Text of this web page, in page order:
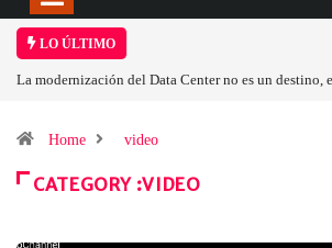
LO ÚLTIMO
Los ingresos por semiconductores aumentarán más
Home video
CATEGORY :VIDEO